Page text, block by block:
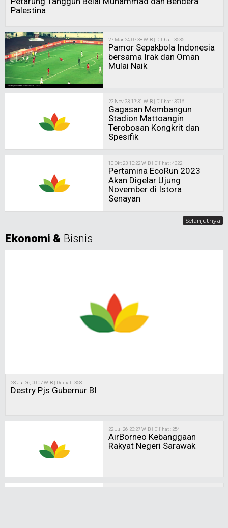
Palestina
27 Mar 24, 07:38 WIB | Dilihat : 3535
Pamor Sepakbola Indonesia
bersama Irak dan Oman
Mulai Naik
22 Nov 23, 17:31 WIB | Dilihat : 3916
Gagasan Membangun
Stadion Mattoangin
Terobosan Kongkrit dan
Spesifik
10 Okt 23, 10:22 WIB | Dilihat : 4322
Pertamina EcoRun 2023
Akan Digelar Ujung
November di Istora
Senayan
Selanjutnya
Ekonomi & Bisnis
28 Jul 26, 00:07 WIB | Dilihat : 358
Destry Pjs Gubernur BI
22 Jul 26, 23:27 WIB | Dilihat : 254
AirBorneo Kebanggaan
Rakyat Negeri Sarawak